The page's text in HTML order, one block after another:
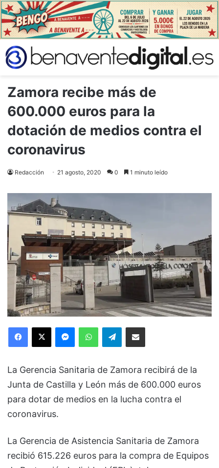
Zamora recibe más de
600.000 euros para la
dotación de medios contra el
coronavirus
Redacción 21 agosto, 2020 0 1 minuto leído
Facebook
X MessengerWhatsAppTelegramCompartir via Email
La Gerencia Sanitaria de Zamora recibirá de la
Junta de Castilla y León más de 600.000 euros
para dotar de medios en la lucha contra el
coronavirus.
La Gerencia de Asistencia Sanitaria de Zamora
recibió 615.226 euros para la compra de Equipos